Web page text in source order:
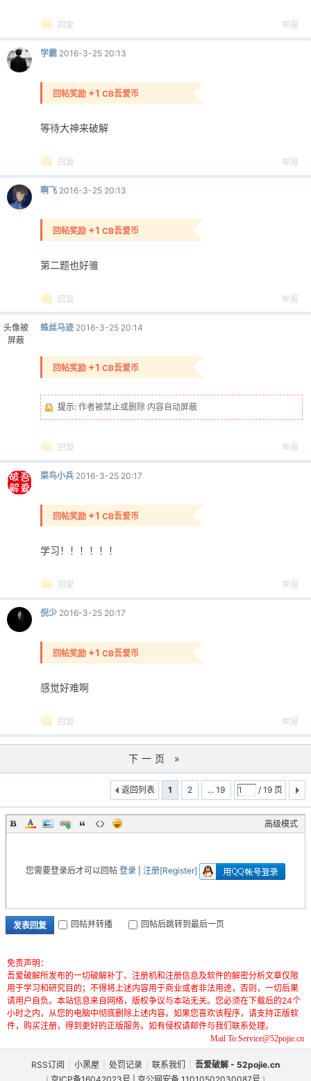
回复 举报
学霸 2016-3-25 20:13
回帖奖励 +1 CB吾爱币
等待大神来破解
回复 举报
啊飞 2016-3-25 20:13
回帖奖励 +1 CB吾爱币
第二题也好骓
回复 举报
头像被
屏蔽
蛛丝马迹 2016-3-25 20:14
回帖奖励 +1 CB吾爱币
提示: 作者被禁止或删除 内容自动屏蔽
回复 举报
菜鸟小兵 2016-3-25 20:17
回帖奖励 +1 CB吾爱币
学习！！！！！！
回复 举报
倪少 2016-3-25 20:17
回帖奖励 +1 CB吾爱币
感觉好难啊
回复 举报
下一页 »
1 2 ... 19 / 19 页
返回列表
高级模式
您需要登录后才可以回帖 登录 注册[Register]
发表回复 回帖并转播 回帖后跳转到最后一页
免责声明：
吾爱破解所发布的一切破解补丁、注册机和注册信息及软件的解密分析文章仅限
用于学习和研究目的；不得将上述内容用于商业或者非法用途，否则，一切后果
请用户自负。本站信息来自网络，版权争议与本站无关。您必须在下载后的24个
小时之内，从您的电脑中彻底删除上述内容。如果您喜欢该程序，请支持正版软
件，购买注册，得到更好的正版服务。如有侵权请邮件与我们联系处理。
Mail To:Service@52pojie.cn
RSS订阅 小黑屋 处罚记录 联系我们
吾爱破解 - 52pojie.cn